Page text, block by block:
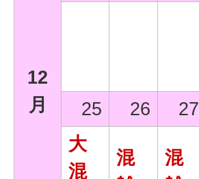
12
月
25
26 27
大
混
混
混